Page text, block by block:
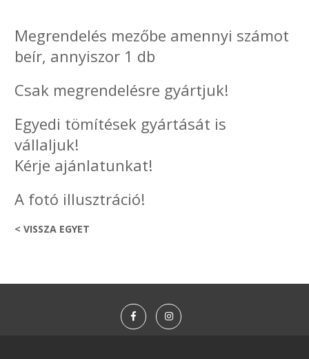
Megrendelés mezőbe amennyi számot
beír, annyiszor 1 db
Csak megrendelésre gyártjuk!
Egyedi tömítések gyártását is
vállaljuk!
Kérje ajánlatunkat!
A fotó illusztráció!
< VISSZA EGYET